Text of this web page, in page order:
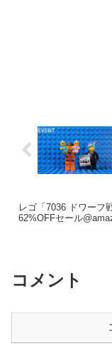
レゴ「7036 ドワーフ
62%OFFセール
コメント